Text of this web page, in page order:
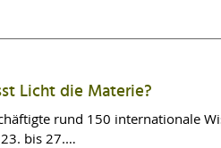
Licht die Materie?
rund 150 internationale
bis 27.…